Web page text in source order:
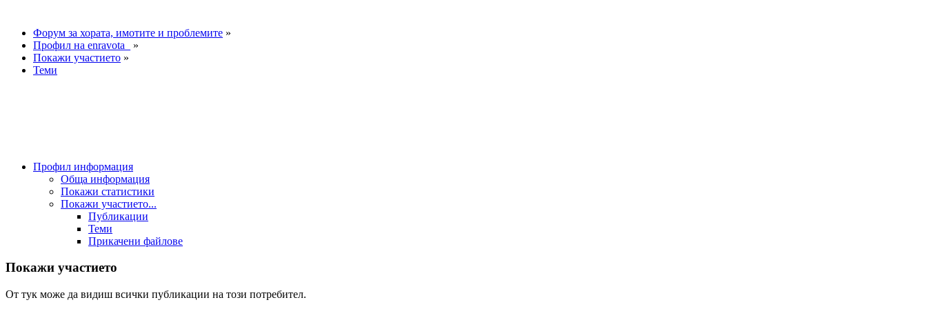
Форум за хората, имотите и проблемите »
Профил на enravota_
»
Покажи участието »
Теми
Профил информация
Обща информация
Покажи статистики
Покажи участието...
Публикации
Теми
Прикачени файлове
Покажи участието
От тук може да видиш всички публикации на този потребител.